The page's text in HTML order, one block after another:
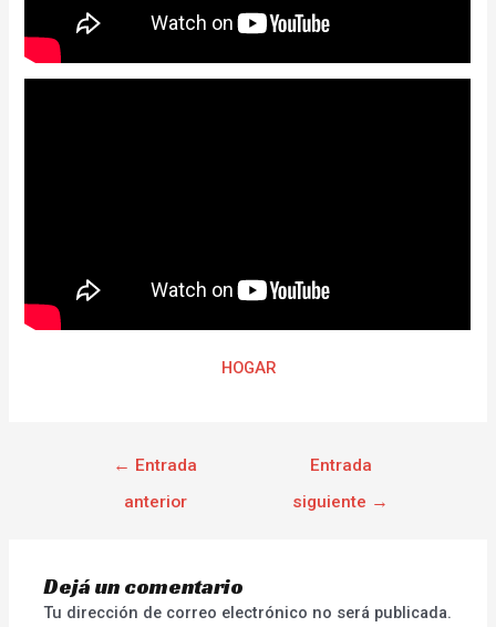
HOGAR
← Entrada
anterior
Entrada
siguiente →
Dejá un comentario
Tu dirección de correo electrónico no será publicada.